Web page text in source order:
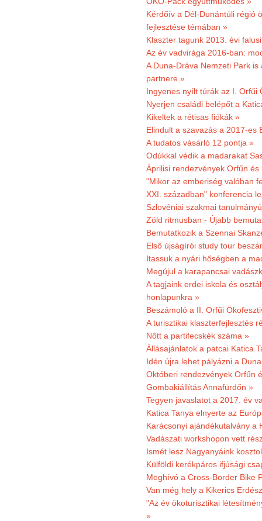
Kérdőív a Dél-Dunántúli régió
fejlesztése témában »
Klaszter tagunk 2013. évi
Az év vadvirága 2016-ban:
A Duna-Dráva Nemzeti Park
partnere »
Ingyenes nyílt túrák az I. Orfűi
Nyerjen családi belépőt a
Kikeltek a rétisas fiókák »
Elindult a szavazás a 2017-es
A tudatos vásárló 12 pontja »
Odúkkal védik a madarakat
Áprilisi rendezvények Orfűn és
"Mikor az emberiség valóban
XXI. században" konferencia
Szlovéniai szakmai
Zöld ritmusban - Újabb
Bemutatkozik a Szennai
Első újságírói study tour
Itassuk a nyári hőségben a
Megújul a karapancsai
A tagjaink erdei iskola és
honlapunkra »
Beszámoló a II. Orfűi
A turisztikai klaszterfejlesztés
Nőtt a partifecskék száma »
Állásajánlatok a patcai Katica
Idén újra lehet pályázni a
Októberi rendezvények Orfűn
Gombakiállítás Annafürdőn »
Tegyen javaslatot a 2017. év
Katica Tanya elnyerte az
Karácsonyi ajándékutalvány a
Vadászati workshopon vett
Ismét lesz Nagyanyáink
Külföldi kerékpáros ifjúsági
Meghívó a Cross-Border Bike
Van még hely a Kikerics
"Az év ökoturisztikai
»